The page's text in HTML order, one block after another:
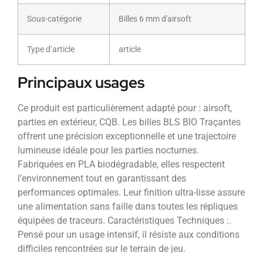
Sous-catégorie Billes 6 mm d'airsoft
Type d’article article
Principaux usages
Ce produit est particulièrement adapté pour : airsoft,
parties en extérieur, CQB. Les billes BLS BIO Traçantes
offrent une précision exceptionnelle et une trajectoire
lumineuse idéale pour les parties nocturnes.
Fabriquées en PLA biodégradable, elles respectent
l’environnement tout en garantissant des
performances optimales. Leur finition ultra-lisse assure
une alimentation sans faille dans toutes les répliques
équipées de traceurs. Caractéristiques Techniques :.
Pensé pour un usage intensif, il résiste aux conditions
difficiles rencontrées sur le terrain de jeu.